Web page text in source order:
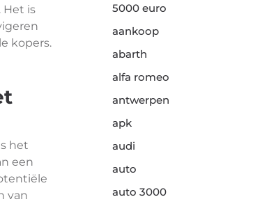
Het is
kopers.
het
een
van
5000 euro
aankoop
abarth
alfa romeo
antwerpen
apk
audi
auto
auto 3000